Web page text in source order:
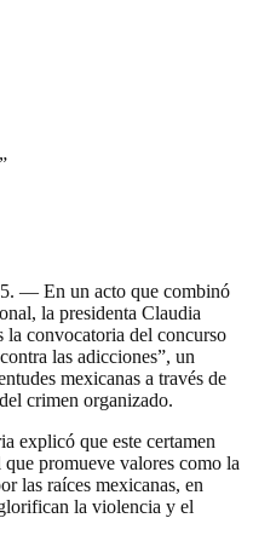
— En un acto que combinó
la presidenta Claudia
la convocatoria del concurso
las adicciones”, un
mexicanas a través de
crimen organizado.
explicó que este certamen
promueve valores como la
las raíces mexicanas, en
la violencia y el